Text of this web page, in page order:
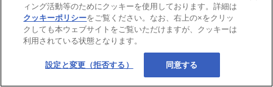
ィング活動等のためにクッキーを使用しております。詳細は
クッキーポリシーをご覧ください。なお、右上の×をクリッ
クしても本ウェブサイトをご覧いただけますが、クッキーは
利用されている状態となります。
設定と変更（拒否する） 同意する